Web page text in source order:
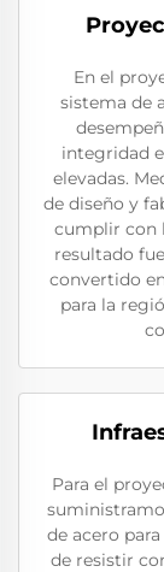
En el
sistema de
integridad
elevadas.
de diseño y
cumplir con
resultado
convertido
para la
Para el
de acero
de resistir